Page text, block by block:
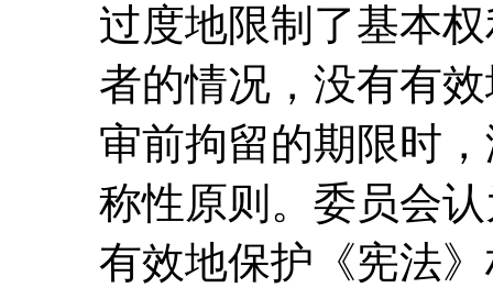
过度地限制了基本
者的情况，没有有
审前拘留的期限时
称性原则。委员会
有效地保护《宪法